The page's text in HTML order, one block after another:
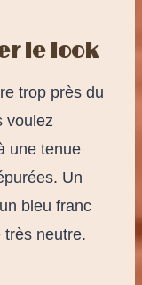
le look
trop près du
voulez
une tenue
Un
bleu franc
neutre.